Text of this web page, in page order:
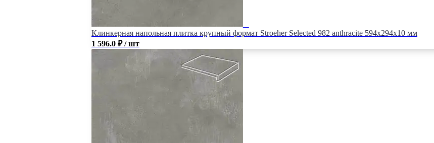
Клинкерная напольная плитка крупный формат Stroeher Selected 982 anthracite 594х294х10 мм
1 596.0 ₽ / шт